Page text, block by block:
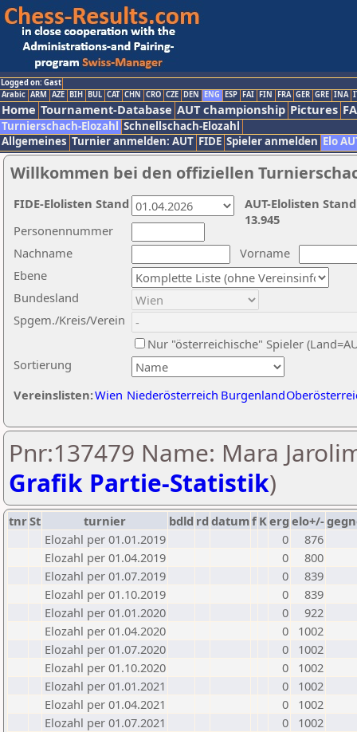
Logged on: Gast
Arabic ARM AZE BIH BUL CAT CHN CRO CZE DEN ENG ESP FAI FIN FRA GER GRE INA
Home Tournament-Database AUT championship Pictures
Turnierschach-Elozahl Schnellschach-Elozahl
Allgemeines Turnier anmelden: AUT FIDE Spieler anmelden Elo
Willkommen bei den offiziellen
Nachname
Vorname
Ebene
Sortierung
Personennummer
Bundesland
Spgem./Kreis/Verein
Nur "österreichische" Spieler
Vereinslisten:Wien Niederösterreich Burgenland
AUT-Elolisten
13.945
FIDE-Elolisten Stand
Pnr:137479 Name: Mara
Grafik Partie-Statistik)
tnrSt turnier bdld rd datumf Kerg elo+/-
Elozahl per 01.01.2019
0
876
Elozahl per 01.04.2019
0
800
Elozahl per 01.07.2019
0
839
Elozahl per 01.10.2019
0
839
Elozahl per 01.01.2020
0
922
Elozahl per 01.04.2020
0
1002
Elozahl per 01.07.2020
0
1002
Elozahl per 01.10.2020
0
1002
Elozahl per 01.01.2021
0
1002
Elozahl per 01.04.2021
0
1002
Elozahl per 01.07.2021
0
1002